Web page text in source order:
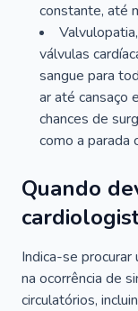
constante, até
válvulas
sangue para
ar até cansaço
chances de
como a parada
Quando
Indica-se
na ocorrência de
circulatórios,